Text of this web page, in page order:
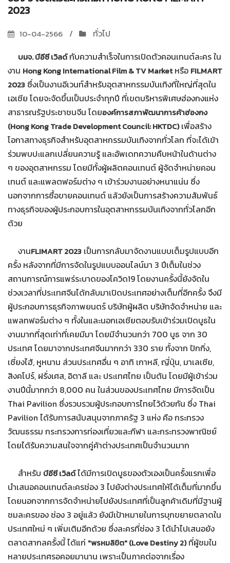
2023
10-04-2566 ทั่วไป
บมจ. บีอีซี เวิลด์กับความสำเร็จในการเปิดตัวคอนเทนต์ละคร ใน
งาน Hong Kong International Film & TV Marketหรือ FILMART
2023 ซึ่งเป็นงานอีเวนท์สำหรับอุตสาหกรรมบันเทิงที่ใหญ่ที่สุดใน
เอเชีย โดยจะจัดขึ้นเป็นประจำทุกปี ที่เขตบริหารพิเศษฮ่องกงแห่ง
สาธารณรัฐประชาชนจีน โดยองค์การสภาพัฒนาการค้าฮ่องกง
(Hong Kong Trade Development Council: HKTDC)เพื่อสร้าง
โอกาสทางธุรกิจสำหรับอุตสาหกรรมบันเทิงจากทั่วโลก ที่จะได้เข้า
ร่วมพบปะแลกเปลี่ยนความรู้ และอัพเดทความคืบหน้าในด้านต่าง
ๆ ของอุตสาหกรรม โดยมีทั้งผู้ผลิตคอนเทนต์ ผู้จัดจำหน่ายคอน
เทนต์ และแพลตฟอร์มต่าง ๆ เข้าร่วมงานอย่างหนาแน่น ซึ่ง
นอกจากการซื้อขายคอนเทนต์ แล้วยังเป็นการสร้างความสัมพันธ์
ทางธุรกิจของผู้ประกอบการในอุตสาหกรรมบันเทิงจากทั่วโลกอีก
ด้วย
งานFLIMART 2023 เป็นการกลับมาจัดงานแบบเต็มรูปแบบอีก
ครั้ง หลังจากที่มีการจัดในรูปแบบออนไลน์มา 3 ปีเต็มในช่วง
สถานการณ์การแพร่ระบาดของโควิด19 โดยงานครั้งนี้ยังจัดใน
ช่วงเวลาที่ประเทศจีนได้กลับมาเปิดประเทศอย่างเต็มที่อีกครั้ง จึงมี
ผู้ประกอบการธุรกิจภาพยนตร์ บริษัทผู้ผลิต บริษัทจัดจำหน่าย และ
แพลทฟอร์มต่าง ๆ ทั้งในและนอกเอเชียตอบรับเข้าร่วมเปิดบูธใน
งานมากที่สุดเท่าที่เคยมีมา โดยมีจำนวนกว่า 700 บูธ จาก 30
ประเทศ โดยมาจากประเทศจีนมากกว่า 330 ราย ทั้งจาก ปักกิ่ง,
เซี่ยงไฮ้, หูหนาน ส่วนประเทศอื่น ๆ อาทิ เกาหลี, ญี่ปุ่น, มาเลเซีย,
สิงคโปร์, ฝรั่งเศส, อิตาลี และ ประเทศไทย เป็นต้น โดยมีผู้เข้าร่วม
งานปีนี้มากกว่า 8,000 คน ในส่วนของประเทศไทย มีการจัดเป็น
Thai Pavilion ซึ่งรวบรวมผู้ประกอบการไทยไว้ด้วยกัน ซึ่ง Thai
Pavilion ได้รับการสนับสนุนจากภาครัฐ 3 แห่ง คือ กระทรวง
วัฒนธรรม กระทรวงการท่องเที่ยวและกีฬา และกระทรวงพาณิชย์
โดยได้รับความสนใจจากคู่ค้าต่างประเทศเป็นจำนวนมาก
สำหรับ บีอีซี เวิลด์ได้มีการเปิดบูธของตัวเองเป็นครั้งแรกเพื่อ
นำเสนอคอนเทนต์ละครช่อง 3 ไปยังต่างประเทศให้ได้เต็มที่มากขึ้น
โดยนอกจากการจัดจำหน่ายไปยังประเทศที่เป็นลูกค้าเดิมที่มีฐานผู้
ชมละครของ ช่อง 3 อยู่แล้ว ยังมีเป้าหมายในการบุกขยายตลาดใน
ประเทศใหม่ ๆ เพิ่มเติมอีกด้วย ซึ่งละครที่ช่อง 3 ได้นำไปเสนอยัง
ตลาดสากลครั้งนี้ ได้แก่ "พรหมลิขิต" (Love Destiny 2)ที่ผู้ชมใน
หลายประเทศรอคอยมานาน เพราะเป็นภาคต่อจากเรื่อง